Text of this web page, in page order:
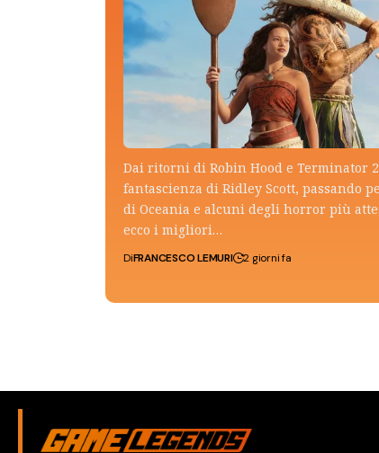
Dai ritorni di Robin Hood e Terminator
fantascienza di Ridley Scott, passando
di Oceania e alcuni degli horror più
ecco i migliori…
DiFRANCESCO LEMURI 2 giorni fa